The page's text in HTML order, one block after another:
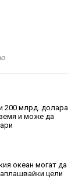
200 млрд. долара
и може да
океан могат да
цели